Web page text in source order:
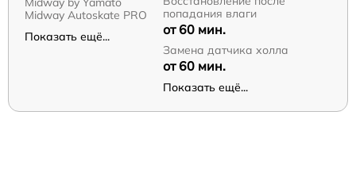
Midway Autoskate PRO
Показать ещё...
попадания влаги
от 60 мин.
Замена датчика холла
от 60 мин.
Показать ещё...